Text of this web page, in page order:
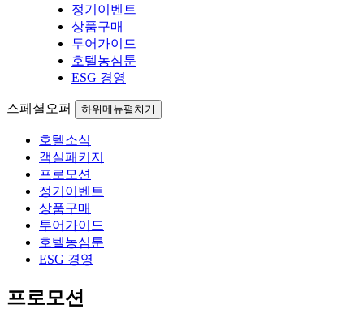
정기이벤트
상품구매
투어가이드
호텔농심툰
ESG 경영
스페셜오퍼 하위메뉴펼치기
호텔소식
객실패키지
프로모션
정기이벤트
상품구매
투어가이드
호텔농심툰
ESG 경영
프로모션